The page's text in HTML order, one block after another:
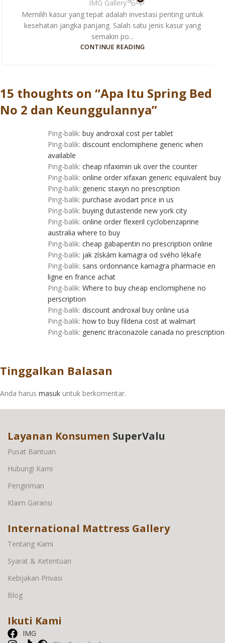
IMG Gallery
Memilih kasur yang tepat adalah investasi penting untuk
kesehatan jangka panjang. Salah satu jenis kasur yang
semakin po...
CONTINUE READING
15 thoughts on “Apa Itu Spring Bed
No 2 dan Keunggulannya”
Ping-balik: buy androxal cost per tablet
Ping-balik: discount enclomiphene generic when
available
Ping-balik: cheap rifaximin uk over the counter
Ping-balik: online order xifaxan generic equivalent buy
Ping-balik: generic staxyn no prescription
Ping-balik: purchase avodart price in us
Ping-balik: buying dutasteride new york city
Ping-balik: online order flexeril cyclobenzaprine
australia where to buy
Ping-balik: cheap gabapentin no prescription online
Ping-balik: jak získám kamagra od svého lékaře
Ping-balik: sans ordonnance kamagra pharmacie en
ligne en france achat
Ping-balik: Where to buy cheap enclomiphene no
perscription
Ping-balik: discount androxal buy online usa
Ping-balik: how to buy fildena cost at walmart
Ping-balik: generic itraconazole canada no prescription
Tinggalkan Balasan
Anda harus masuk untuk berkomentar.
Layanan Konsumen SuperValu
Pusat Bantuan
Hubungi Kami
Pengiriman
Klaim Garansi
International Mattress Gallery
Tentang Kami
Syarat & Ketentuan
Kebijakan Privasi
Blog
Ikuti Kami
IMG